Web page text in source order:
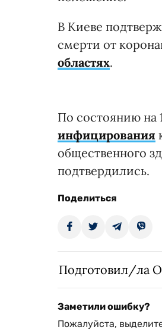
В Киеве
смерти от
областях.
По состоянию на
инфицирования
общественного
подтвердились.
Поделиться
Подготовил/ла
Заметили ошибку?
Пожалуйста,